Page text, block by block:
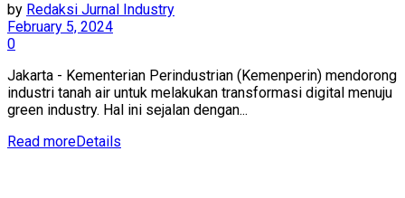
by Redaksi Jurnal Industry
February 5, 2024
0
Jakarta - Kementerian Perindustrian (Kemenperin) mendorong
industri tanah air untuk melakukan transformasi digital menuju
green industry. Hal ini sejalan dengan...
Read moreDetails